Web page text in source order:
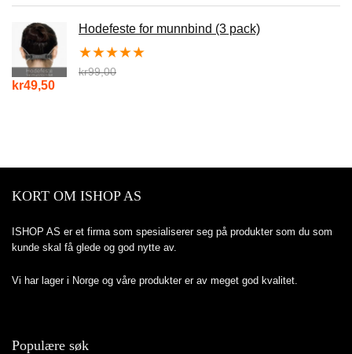
Hodefeste for munnbind (3 pack)
★★★★★
kr99,00
kr49,50
KORT OM ISHOP AS
ISHOP AS er et firma som spesialiserer seg på produkter som du som
kunde skal få glede og god nytte av.
Vi har lager i Norge og våre produkter er av meget god kvalitet.
Populære søk